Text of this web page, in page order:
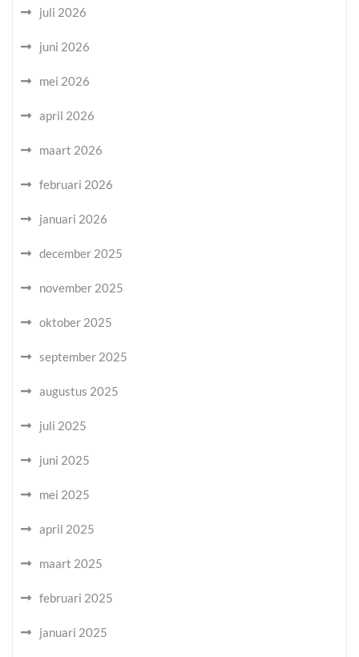
juli 2026
juni 2026
mei 2026
april 2026
maart 2026
februari 2026
januari 2026
december 2025
november 2025
oktober 2025
september 2025
augustus 2025
juli 2025
juni 2025
mei 2025
april 2025
maart 2025
februari 2025
januari 2025